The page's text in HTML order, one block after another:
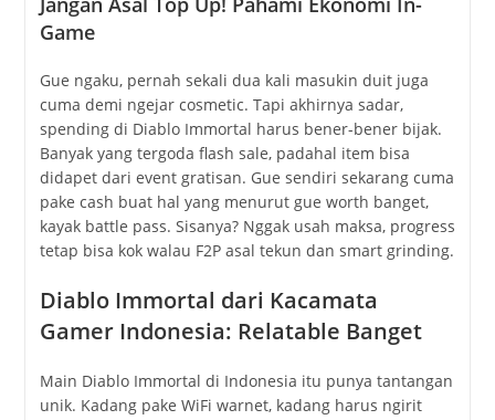
Game
Gue ngaku, pernah sekali dua kali masukin duit juga
cuma demi ngejar cosmetic. Tapi akhirnya sadar,
spending di Diablo Immortal harus bener-bener bijak.
Banyak yang tergoda flash sale, padahal item bisa
didapet dari event gratisan. Gue sendiri sekarang cuma
pake cash buat hal yang menurut gue worth banget,
kayak battle pass. Sisanya? Nggak usah maksa, progress
tetap bisa kok walau F2P asal tekun dan smart grinding.
Diablo Immortal dari Kacamata
Gamer Indonesia: Relatable Banget
Main Diablo Immortal di Indonesia itu punya tantangan
unik. Kadang pake WiFi warnet, kadang harus ngirit